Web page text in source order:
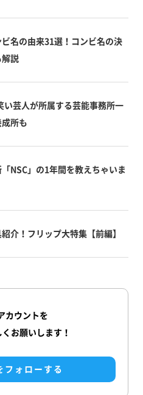
名の由来31選！コンビ名の決
解説
い芸人が所属する芸能事務所一
所も
NSC」の1年間を教えちゃいま
介！フリップ大特集【前編】
カウントを
お願いします！
フォローする